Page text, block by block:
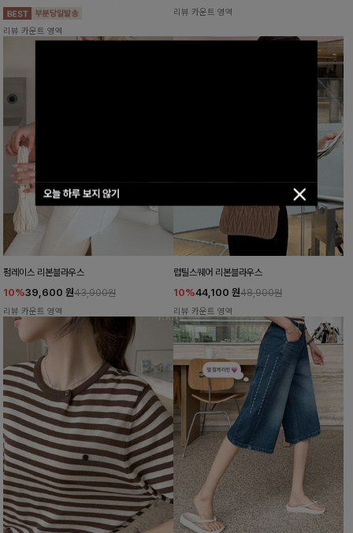
오늘 하루 보지 않기
리뷰 카운트 영역
리뷰 카운트 영역
펌레이스 리본블라우스
10%39,600 원43,900원
리뷰 카운트 영역
럽틸스퀘어 리본블라우스
10%44,100 원48,900원
리뷰 카운트 영역